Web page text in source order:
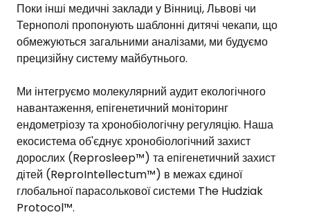
Поки інші медичні заклади у Вінниці, Львові чи
Тернополі пропонують шаблонні дитячі чекапи, що
обмежуються загальними аналізами, ми будуємо
прецизійну систему майбутнього.
Ми інтегруємо молекулярний аудит екологічного
навантаження, епігенетичний моніторинг
ендометріозу та хронобіологічну регуляцію. Наша
екосистема об'єднує хронобіологічний захист
дорослих (Reprosleep™) та епігенетичний захист
дітей (ReproIntellectum™) в межах єдиної
глобальної парасолькової системи The Hudziak
Protocol™.